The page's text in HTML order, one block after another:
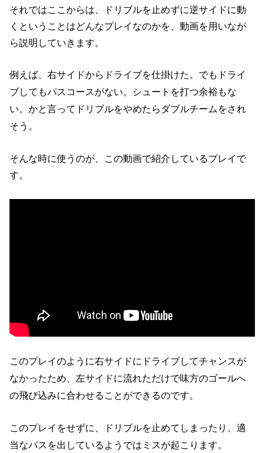
それではここからは、ドリブルを止めずに逆サイドに動
くということはどんなプレイなのかを、動画を用いなが
ら説明していきます。
例えば、右サイドからドライブを仕掛けた。 でもドライ
ブしてもパスコースがない。 シュートを打つ余裕もな
い。かと言ってドリブルをやめたらダブルチームをされ
そう。
そんな時に使うのが、この動画で紹介しているプレイで
す。
このプレイのように右サイドにドライブしてチャンスが
なかったため、 左サイドに流れただけで味方のゴールへ
の飛び込みに合わせることができるのです。
このプレイをせずに、 ドリブルを止めてしまったり、適
当なパスを出しているようではミスが起こります。